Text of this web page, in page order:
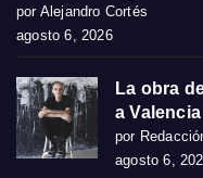
por Alejandro Cortés
agosto 6, 2026
La obra
a Valencia
por
agosto 6,